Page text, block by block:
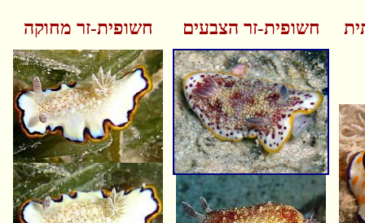
חשופית-זר מחוקה חשופית-זר הצבעים